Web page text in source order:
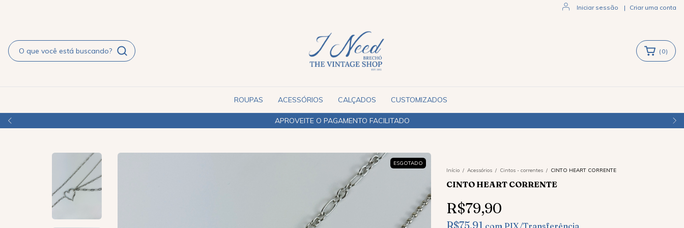
Iniciar sessão | Criar uma conta
( 0)
ROUPAS ACESSÓRIOS CALÇADOS CUSTOMIZADOS
ESGOTADO
Início / Acessórios / Cintos - correntes / CINTO HEART CORRENTE
CINTO HEART CORRENTE
R$79,90
R$75,91 com PIX/Transferência